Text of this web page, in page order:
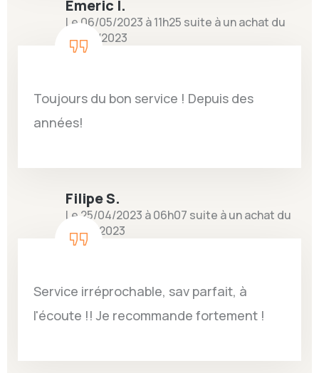
Emeric I.
Le 06/05/2023 à 11h25 suite à un achat du
25/04/2023
Toujours du bon service ! Depuis des
années!
Filipe S.
Le 25/04/2023 à 06h07 suite à un achat du
13/04/2023
Service irréprochable, sav parfait, à
l'écoute !! Je recommande fortement !